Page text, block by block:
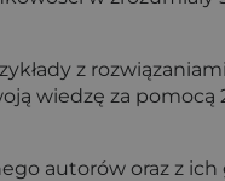
z
wiedzę za
autorów oraz z